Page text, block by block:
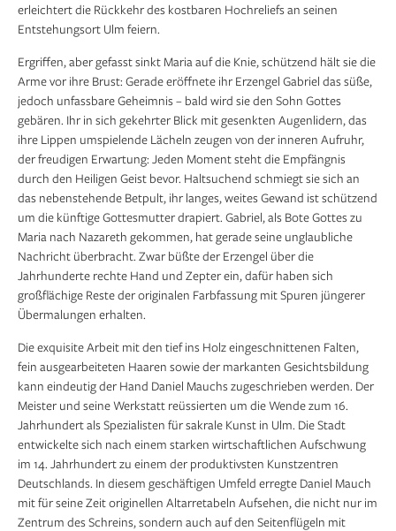
erleichtert die Rückkehr des kostbaren Hochreliefs an seinen
Entstehungsort Ulm feiern.
Ergriffen, aber gefasst sinkt Maria auf die Knie, schützend hält sie die
Arme vor ihre Brust: Gerade eröffnete ihr Erzengel Gabriel das süße,
jedoch unfassbare Geheimnis – bald wird sie den Sohn Gottes
gebären. Ihr in sich gekehrter Blick mit gesenkten Augenlidern, das
ihre Lippen umspielende Lächeln zeugen von der inneren Aufruhr,
der freudigen Erwartung: Jeden Moment steht die Empfängnis
durch den Heiligen Geist bevor. Haltsuchend schmiegt sie sich an
das nebenstehende Betpult, ihr langes, weites Gewand ist schützend
um die künftige Gottesmutter drapiert. Gabriel, als Bote Gottes zu
Maria nach Nazareth gekommen, hat gerade seine unglaubliche
Nachricht überbracht. Zwar büßte der Erzengel über die
Jahrhunderte rechte Hand und Zepter ein, dafür haben sich
großflächige Reste der originalen Farbfassung mit Spuren jüngerer
Übermalungen erhalten.
Die exquisite Arbeit mit den tief ins Holz eingeschnittenen Falten,
fein ausgearbeiteten Haaren sowie der markanten Gesichtsbildung
kann eindeutig der Hand Daniel Mauchs zugeschrieben werden. Der
Meister und seine Werkstatt reüssierten um die Wende zum 16.
Jahrhundert als Spezialisten für sakrale Kunst in Ulm. Die Stadt
entwickelte sich nach einem starken wirtschaftlichen Aufschwung
im 14. Jahrhundert zu einem der produktivsten Kunstzentren
Deutschlands. In diesem geschäftigen Umfeld erregte Daniel Mauch
mit für seine Zeit originellen Altarretabeln Aufsehen, die nicht nur im
Zentrum des Schreins, sondern auch auf den Seitenflügeln mit